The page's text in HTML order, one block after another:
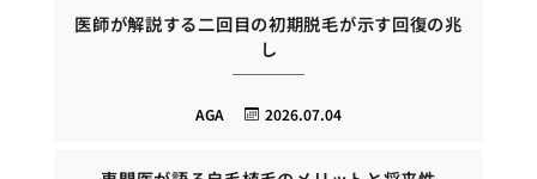
医師が解説する二回目の初期脱毛が示す回復の兆
し
2026.07.04
AGA